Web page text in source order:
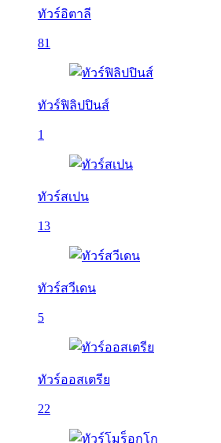
ทัวร์อิตาลี
81
ทัวร์ฟิลิปปินส์
1
ทัวร์สเปน
13
ทัวร์สวีเดน
5
ทัวร์ออสเตรีย
22